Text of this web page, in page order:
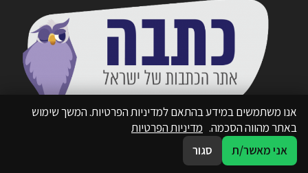
אנו משתמשים במידע בהתאם למדיניות הפרטיות. המשך שימוש
באתר מהווה הסכמה. מדיניות הפרטיות
אני מאשר/ת
סגור